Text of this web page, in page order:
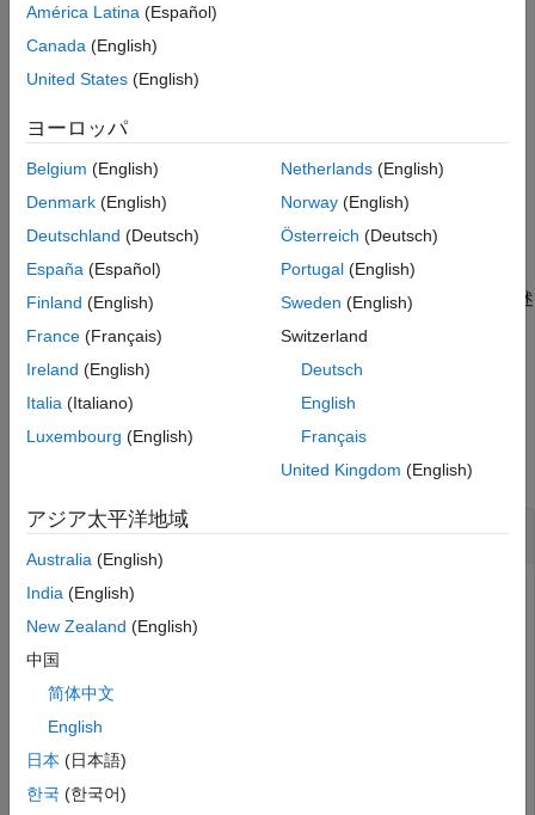
名前と値の引数
出力引数
バージョン履歴
ーション オブジェクトから返します。アニメーション オブジェ
クトは関数fanimator
= animationToFrame( )は、フレームの構造体配列を
Figurefigのアニメーション オブジェクトから返します。
frames= animationToFrame( ___,Name,Value)は指定された
Name,Valueのペアの引数を使用します。このオプションは、前述
例
例
アニメーション フレームを返す
移動する円のアニメーションを作成して、アニメーションの
まず、2 つのシンボリック変数
数tはアニメーションの時間パラメーターを定義します。
を使用して円の中心を
fanimator
América Latina (Español)
Canada (English)
United States (English)
ヨーロッパ
Belgium (English)
Denmark (English)
Deutschland (Deutsch)
España (Español)
Finland (English)
France (Français)
Ireland (English)
Italia (Italiano)
Luxembourg (English)
Netherlands(English)
Norway(English)
Österreich (Deutsch)
Portugal(English)
Sweden (English)
Switzerland
Deutsch
English
Français
United Kingdom (English)
アジア太平洋地域
Australia (English)
India (English)
New Zealand (English)
中国
简体中文
English
日本 (日本語)
한국 (한국어)